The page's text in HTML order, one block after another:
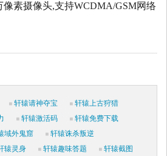
像素摄像头,支持WCDMA/GSM网络
轩辕请神夺宝
轩辕上古狩猎
轩辕激活码
轩辕免费下载
域外鬼窟
轩辕诛杀叛逆
辕灵身 轩辕趣味答题 轩辕截图